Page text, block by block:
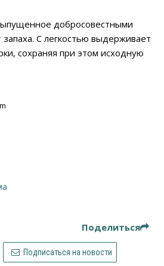
добросовестными
С легкостью выдерживает
сохраняя при этом исходную
Поделиться
Подписаться на новости